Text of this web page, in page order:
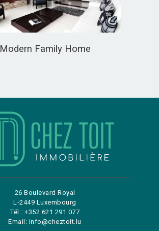
Modern Family Home
26 Boulevard Royal
L-2449 Luxembourg
Tél.: +352 621 291 077
Email: info@cheztoit.lu